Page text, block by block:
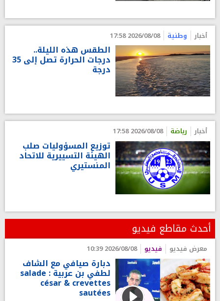
أخبار وطنية 2026/08/08 17:58
الطقس هذه الليلة..
درجات الحرارة تصل إلى 35
درجة
أخبار رياضة 2026/08/08 17:58
توزيع المسؤوليات صلب
الهيئة التسييرية للاتحاد
المنستيري
أحدث مقاطع فيديو
معرض فيديو فيديو 2026/08/08 10:39
دبارة صيافي مع الشاف
لطفي بن عربية : salade
césar & crevettes
sautées